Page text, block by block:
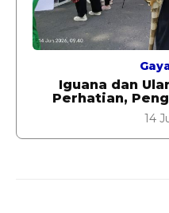
Iguana dan
Perhatian,
14